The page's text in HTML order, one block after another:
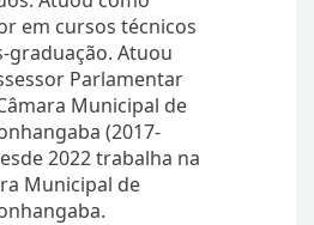
em cursos técnicos
graduação. Atuou
Parlamentar
Municipal de
(2017-
2022 trabalha na
Municipal de